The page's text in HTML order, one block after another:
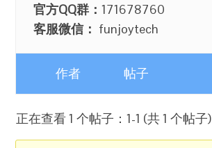
官方QQ群：171678760
客服微信： funjoytech
作者 帖子
正在查看 1 个帖子：1-1 (共 1 个帖子)